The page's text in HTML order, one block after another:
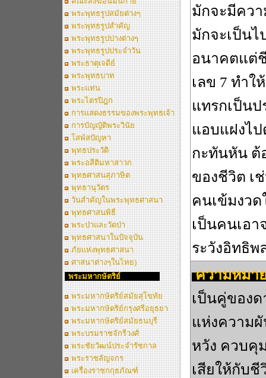
พระพุทธรูปสมัยต่างๆ
พระพุทธรูปสำคัญ
พระพุทธรูปปางต่างๆ
พระพุทธรูปประจำวัน
พระธาตุเจดีย์
พระพุทธบาท
พระแท่น
พระไตรปิฎก
การแสดงธรรมของพระพุทธเจ้า
การบัญญัติพระวินัย
โสพัสปัญหา
พุทธประวัติ
พระอสีติมหาสาวก
พุทธศาสนสุภาษิต
พุทธานุวัตร
วันสำคัญในพระพุทธศาสนา
พุทธศาสนพิธี
พระป่าและวัดป่า
พุทธศาสนาในปัจจุบัน
ภัยแห่งพุทธศาสนา
ศาสนาต่างๆในไทย)
พระมหากษัตริย์
พระมหากษัตริย์สมัยสุโขทัย
พระมหากษัตริย์กรุงศรีอยุธยา
พระมหากษัตริย์สมัยธนบุรี
พระบรมราชจักรีวงศ์
พระชัยวัฒน์ประจำรัชกาล
พระราชลัญจกร
เครื่องราชกกุธภัณฑ์
มักจะมีคว
มักจะเป็นไ
อนาคตแต่
เลข 7 ทำ
แทรกเป็น
แอบแฝงไ
กะทันหัน ต้
ของชีวิต เ
คนเข้มงว
เป็นคนเอา
ระวังอิทธิพ
ความหมา
เป็นคู่ของ
แห่งความ
หวัง ควบคุ
เสียให้กับ